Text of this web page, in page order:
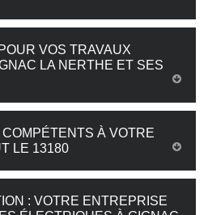
VOS TRAVAUX
LA NERTHE ET SES
À VOTRE
LE 13180
: VOTRE ENTREPRISE